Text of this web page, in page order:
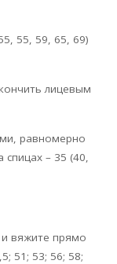
55, 59, 65, 69)
лицевым
равномерно
спицах – 35 (40,
вяжите прямо
51; 53; 56; 58;